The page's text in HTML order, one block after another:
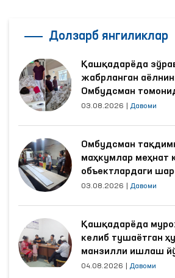
Долзарб янгиликлар
Қашқадарёда
жабрланган
Омбудсман
03.08.2026 Давоми
Омбудсман
маҳкумлар меҳнат
объектлардаги
яхшиланди
03.08.2026 Давоми
Қашқадарёда
келиб тушаётган
манзилли ишлаш
04.08.2026 Давоми